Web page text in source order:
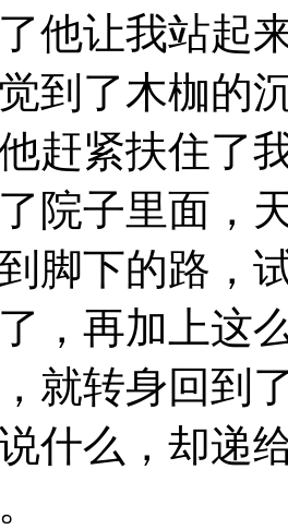
他让我站起
到了木枷的
赶紧扶住了
院子里面，
脚下的路，
，再加上这
就转身回到
什么，却递